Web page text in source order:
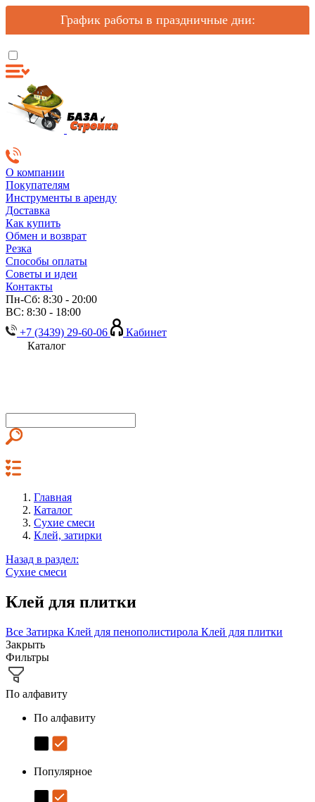
График работы в праздничные дни:
О компании
Покупателям
Инструменты в аренду
Доставка
Как купить
Обмен и возврат
Резка
Способы оплаты
Советы и идеи
Контакты
Пн-Сб: 8:30 - 20:00
ВС: 8:30 - 18:00
+7 (3439) 29-60-06
Кабинет
Каталог
Главная
Каталог
Сухие смеси
Клей, затирки
Назад в раздел:
Сухие смеси
Клей для плитки
Все Затирка Клей для пенополистирола Клей для плитки
Закрыть
Фильтры
По алфавиту
По алфавиту
Популярное